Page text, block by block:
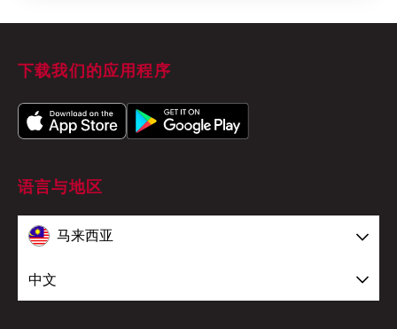
下载我们的应用程序
语言与地区
马来西亚
中文